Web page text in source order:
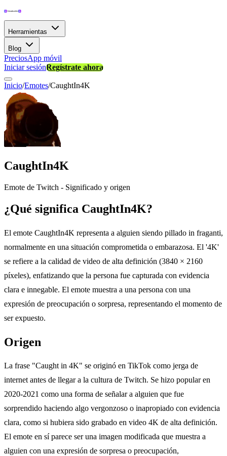
Herramientas
Blog
PreciosApp móvil
Iniciar sesiónRegístrate ahora
Inicio/Emotes/CaughtIn4K
CaughtIn4K
Emote de Twitch - Significado y origen
¿Qué significa CaughtIn4K?
El emote CaughtIn4K representa a alguien siendo pillado in fraganti,
normalmente en una situación comprometida o embarazosa. El '4K'
se refiere a la calidad de video de alta definición (3840 × 2160
píxeles), enfatizando que la persona fue capturada con evidencia
clara e innegable. El emote muestra a una persona con una
expresión de preocupación o sorpresa, representando el momento de
ser expuesto.
Origen
La frase "Caught in 4K" se originó en TikTok como jerga de
internet antes de llegar a la cultura de Twitch. Se hizo popular en
2020-2021 como una forma de señalar a alguien que fue
sorprendido haciendo algo vergonzoso o inapropiado con evidencia
clara, como si hubiera sido grabado en video 4K de alta definición.
El emote en sí parece ser una imagen modificada que muestra a
alguien con una expresión de sorpresa o preocupación,